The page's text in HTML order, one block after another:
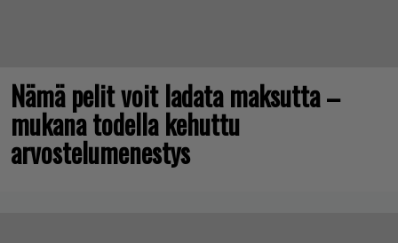
Nämä pelit voit ladata maksutta –
mukana todella kehuttu
arvostelumenestys